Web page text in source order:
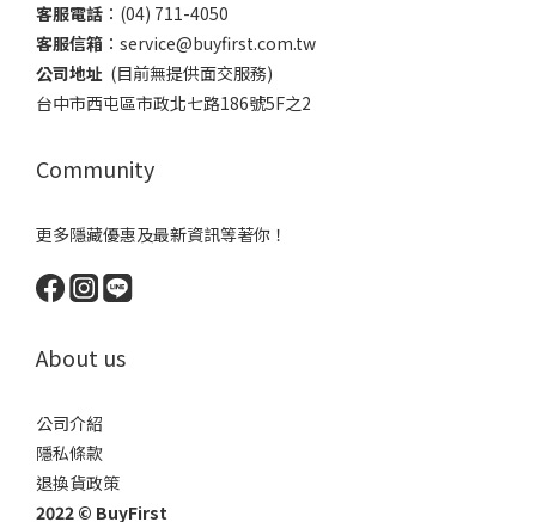
客服電話 ​：(04) 711-4050
客服信箱 ：​service@buyfirst.com.tw
公司地址 (目前無提供面交服務) ​
台中市西屯區市政北七路186號5F之2
Community
更多隱藏優惠及最新資訊等著你！
About us
公司介紹
隱私條款
退換貨政策
2022 © BuyFirst